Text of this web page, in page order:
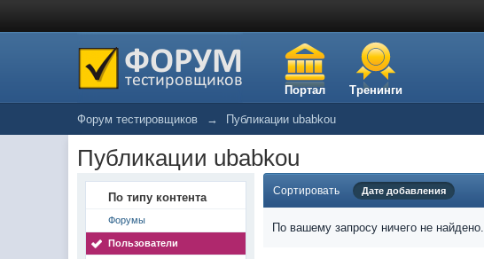
Портал Тренинги
Форум тестировщиков → Публикации ubabkou
Публикации ubabkou
По типу контента
Форумы
Пользователи
Сортировать Дате добавления
По вашему запросу ничего не найдено.